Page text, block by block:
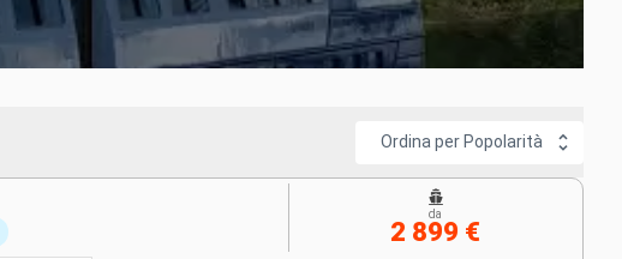
Ordina per Popolarità
da
2 899 €